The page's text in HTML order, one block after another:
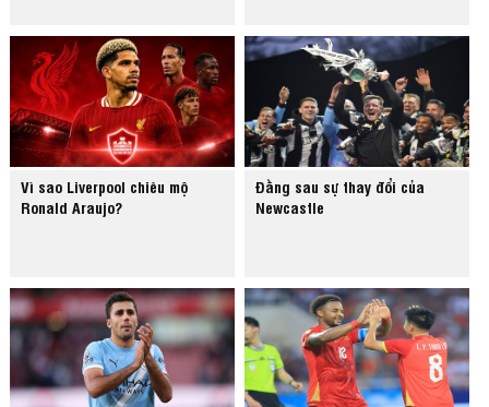
Vì sao Liverpool chiêu mộ
Ronald Araujo?
Đằng sau sự thay đổi của
Newcastle